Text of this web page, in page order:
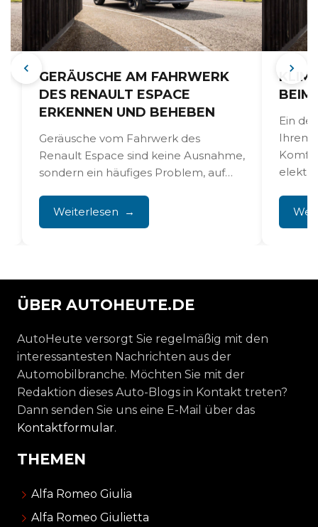
GERÄUSCHE AM FAHRWERK
DES RENAULT ESPACE
ERKENNEN UND BEHEBEN
Geräusche vom Fahrwerk des
Renault Espace sind keine Ausnahme,
sondern ein häufiges Problem, auf
charakteristische...
Weiterlesen
BEIM
Ein
Ihrem
ÜBER AUTOHEUTE.DE
AutoHeute versorgt Sie regelmäßig mit den
interessantesten Nachrichten aus der
Automobilbranche. Möchten Sie mit der
Redaktion dieses Auto-Blogs in Kontakt treten?
Dann senden Sie uns eine E-Mail über das
Kontaktformular.
THEMEN
Alfa Romeo Giulia
Alfa Romeo Giulietta